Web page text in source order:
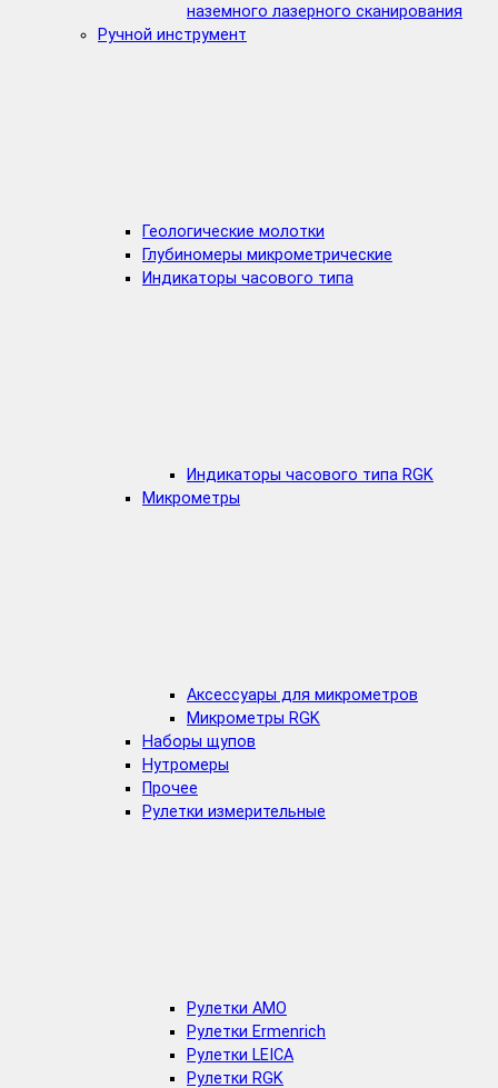
наземного лазерного сканирования
Ручной инструмент
Геологические молотки
Глубиномеры микрометрические
Индикаторы часового типа
Индикаторы часового типа RGK
Микрометры
Аксессуары для микрометров
Микрометры RGK
Наборы щупов
Нутромеры
Прочее
Рулетки измерительные
Рулетки AMO
Рулетки Ermenrich
Рулетки LEICA
Рулетки RGK